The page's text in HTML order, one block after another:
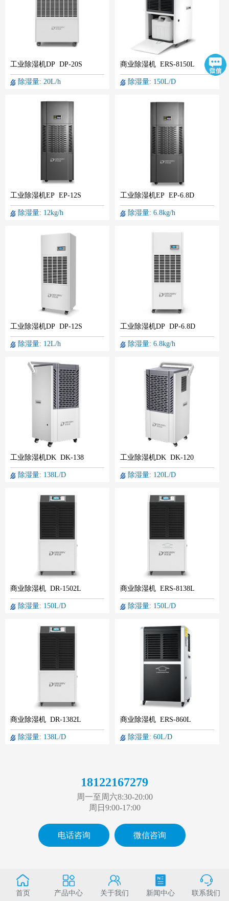
工业除湿机DP DP-20S
除湿量: 20L/h
商业除湿机 ERS-8150L
除湿量: 150L/D
工业除湿机EP EP-12S
除湿量: 12kg/h
工业除湿机EP EP-6.8D
除湿量: 6.8kg/h
工业除湿机DP DP-12S
除湿量: 12L/h
工业除湿机DP DP-6.8D
除湿量: 6.8kg/h
工业除湿机DK DK-138
除湿量: 138L/D
工业除湿机DK DK-120
除湿量: 120L/D
商业除湿机 DR-1502L
除湿量: 150L/D
商业除湿机 ERS-8138L
除湿量: 150L/D
商业除湿机 DR-1382L
除湿量: 138L/D
商业除湿机 ERS-860L
除湿量: 60L/D
18122167279
周一至周六8:30-20:00
周日9:00-17:00
电话咨询 微信咨询
首页 产品中心 关于我们 新闻中心 联系我们